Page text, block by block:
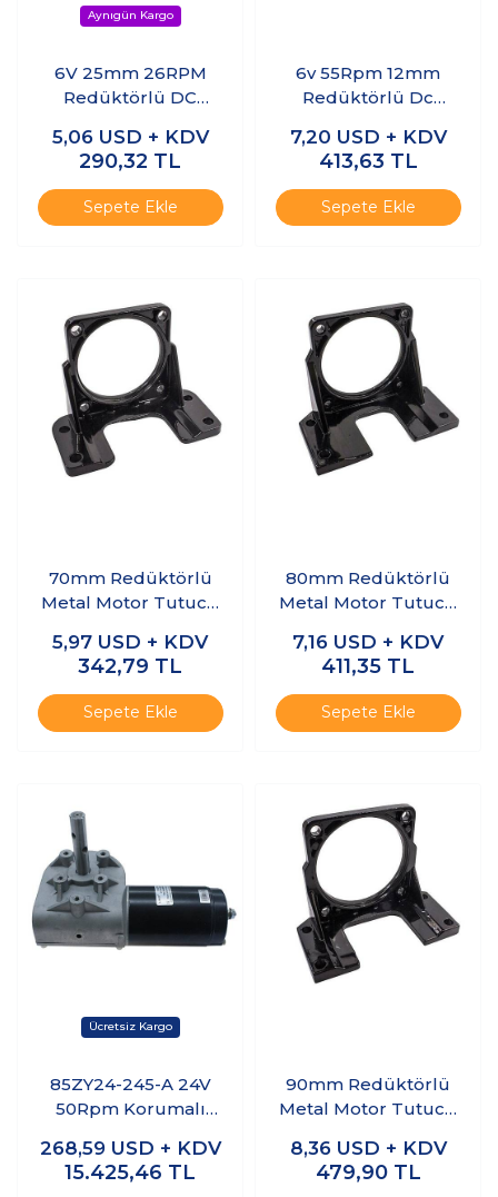
6V 25mm 26RPM
Redüktörlü DC
5,06 USD + KDV
290,32 TL
Sepete Ekle
6v 55Rpm 12mm
Redüktörlü Dc
Milli
7,20 USD + KDV
413,63 TL
Sepete Ekle
70mm Redüktörlü
Metal Motor Tutucu
5,97 USD + KDV
342,79 TL
Sepete Ekle
80mm Redüktörlü
Metal Motor Tutucu
7,16 USD + KDV
411,35 TL
Sepete Ekle
85ZY24-245-A 24V
50Rpm Korumalı
268,59 USD + KDV
15.425,46 TL
90mm Redüktörlü
Metal Motor Tutucu
8,36 USD + KDV
479,90 TL